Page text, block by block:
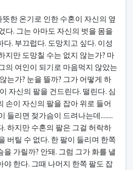
한 온기로 인한 수혼이 자신의 옆
다. 그는 아마도 자신의 벗을 몸을
다. 부끄럽다. 도망치고 싶다. 이성
지만 도망칠 수는 없지 않는가? 마
의 여인이 되기로 마음먹지 않았는
는가? 눈을 뜰까? 그가 어떻게 하
자신의 팔을 건드린다. 떨린다. 심
손이 자신의 팔을 잡아 위로 들어
들리면 젖가슴이 드려나는데........
. 하지만 수혼의 팔은 그걸 허락하
버틸 수 없다. 한 팔이 들리며 한쪽
가릴까? 안돼. 그럼 그가 화를 낼
야 한다. 그때 나머지 한쪽 팔도 잡